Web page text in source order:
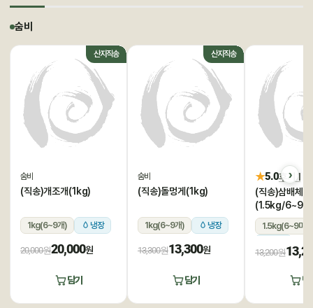
숨비
산지직송
숨비
(직송)개조개(1kg)
1kg(6~9개) 냉장
20,000원20,000원
담기
산지직송
숨비
(직송)돌멍게(1kg)
1kg(6~9개) 냉장
13,300원13,300원
담기
★5.0후기 1
(직송)삼배체굴
(1.5kg/6~9
1.5kg(6~9미)
13,200원
담